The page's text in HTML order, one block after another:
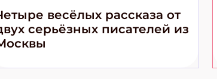
весёлых рассказа от
серьёзных писателей из